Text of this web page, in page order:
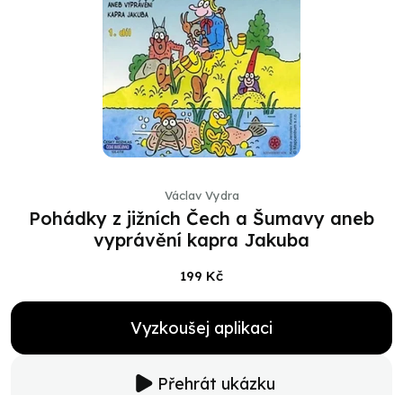
Václav Vydra
Pohádky z jižních Čech a Šumavy aneb
vyprávění kapra Jakuba
199 Kč
Vyzkoušej aplikaci
Přehrát ukázku